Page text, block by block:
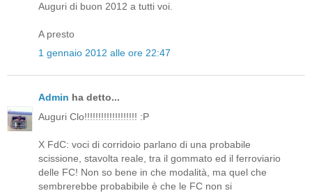
Auguri di buon 2012 a tutti voi.
A presto
1 gennaio 2012 alle ore 22:47
Admin ha detto...
Auguri Clo!!!!!!!!!!!!!!!!!!! :P
X FdC: voci di corridoio parlano di una probabile
scissione, stavolta reale, tra il gommato ed il ferroviario
delle FC! Non so bene in che modalità, ma quel che
sembrerebbe probabibile è che le FC non si